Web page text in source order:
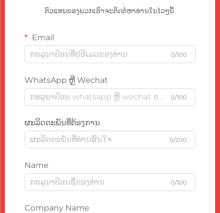
ຕົວແທນຂອງພວກເຮົາຈະຕິດຕໍ່ຫາທ່ານໃນໄວໆນີ້.
Email
0/100
WhatsApp ຫຼື Wechat
0/100
ຜະລິດຕະພັນທີ່ຕ້ອງການ
0/200
Name
0/100
Company Name